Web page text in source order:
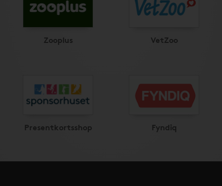
Zooplus VetZoo
Presentkortsshop Fyndiq